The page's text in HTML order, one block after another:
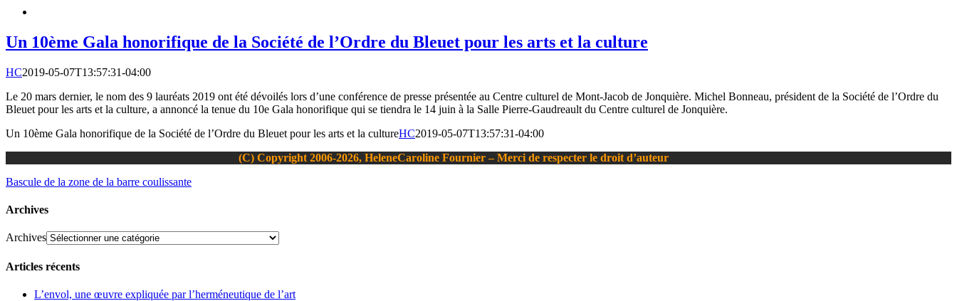
Un 10ème Gala honorifique de la Société de l’Ordre du Bleuet pour les arts et la culture
HC2019-05-07T13:57:31-04:00
Le 20 mars dernier, le nom des 9 lauréats 2019 ont été dévoilés lors d’une conférence de presse présentée au Centre culturel de Mont-Jacob de Jonquière. Michel Bonneau, président de la Société de l’Ordre du
Bleuet pour les arts et la culture, a annoncé la tenue du 10e Gala honorifique qui se tiendra le 14 juin à la Salle Pierre-Gaudreault du Centre culturel de Jonquière.
Un 10ème Gala honorifique de la Société de l’Ordre du Bleuet pour les arts et la cultureHC2019-05-07T13:57:31-04:00
(C) Copyright 2006-2026, HeleneCaroline Fournier – Merci de respecter le droit d’auteur
Bascule de la zone de la barre coulissante
Archives
Archives
Articles récents
L’envol, une œuvre expliquée par l’herméneutique de l’art